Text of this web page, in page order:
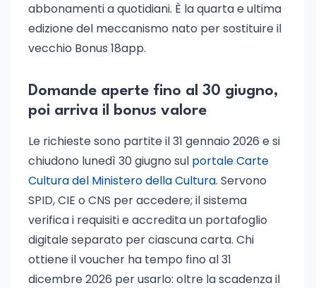
abbonamenti a quotidiani. È la quarta e ultima
edizione del meccanismo nato per sostituire il
vecchio Bonus 18app.
Domande aperte fino al 30 giugno,
poi arriva il bonus valore
Le richieste sono partite il 31 gennaio 2026 e si
chiudono lunedì 30 giugno sul portale Carte
Cultura del Ministero della Cultura. Servono
SPID, CIE o CNS per accedere; il sistema
verifica i requisiti e accredita un portafoglio
digitale separato per ciascuna carta. Chi
ottiene il voucher ha tempo fino al 31
dicembre 2026 per usarlo: oltre la scadenza il